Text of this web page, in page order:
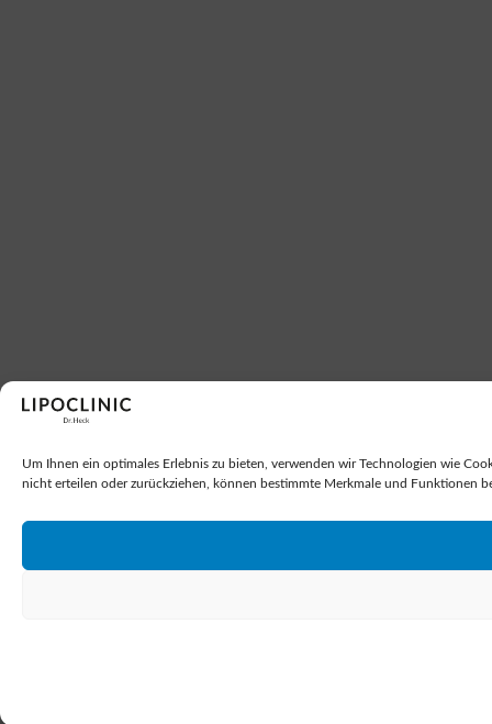
Um Ihnen ein optimales Erlebnis zu bieten, verwenden wir Technologien wie
nicht erteilen oder zurückziehen, können bestimmte Merkmale und Funktionen